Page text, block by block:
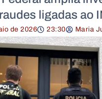
ligadas ao
de 2026 23:30 Maria